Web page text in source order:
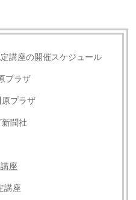
講座の開催スケジュール
プラザ
原プラザ
聞社
座
講座